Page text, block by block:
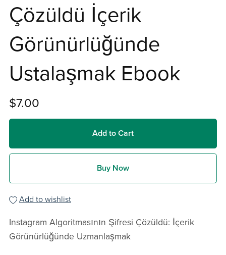
Çözüldü İçerik
Görünürlüğünde
Ustalaşmak Ebook
$7.00
Add to Cart
Buy Now
Add to wishlist
Instagram Algoritmasının Şifresi Çözüldü: İçerik
Görünürlüğünde Uzmanlaşmak